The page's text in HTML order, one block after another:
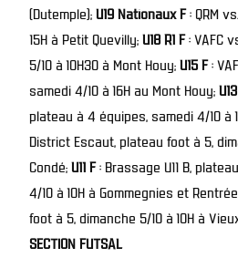
(Dutemple); U19 Nationaux F: QRM
15H à Petit Quevilly; U18 R1 F: VAFC
5/10 à 10H30 à Mont Houy; U15 F:
samedi 4/10 à 16H au Mont Houy;
plateau à 4 équipes, samedi 4/10 à
District Escaut, plateau foot à 5,
Condé; U11 F: Brassage U11 B,
4/10 à 10H à Gommegnies et
foot à 5, dimanche 5/10 à 10H à
SECTION FUTSAL